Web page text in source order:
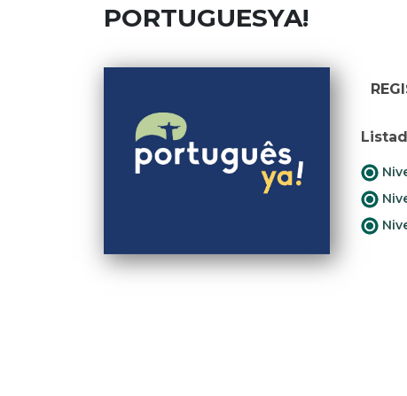
PORTUGUESYA!